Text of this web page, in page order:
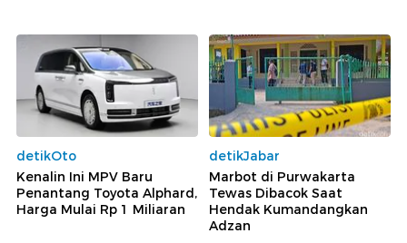
detikOto
Kenalin Ini MPV Baru
Penantang Toyota Alphard,
Harga Mulai Rp 1 Miliaran
detikJabar
Marbot di Purwakarta
Tewas Dibacok Saat
Hendak Kumandangkan
Adzan